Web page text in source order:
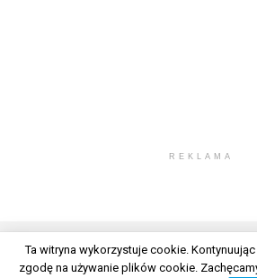
REKLAMA
Ta witryna wykorzystuje cookie.
zgodę na używanie plików cookie.